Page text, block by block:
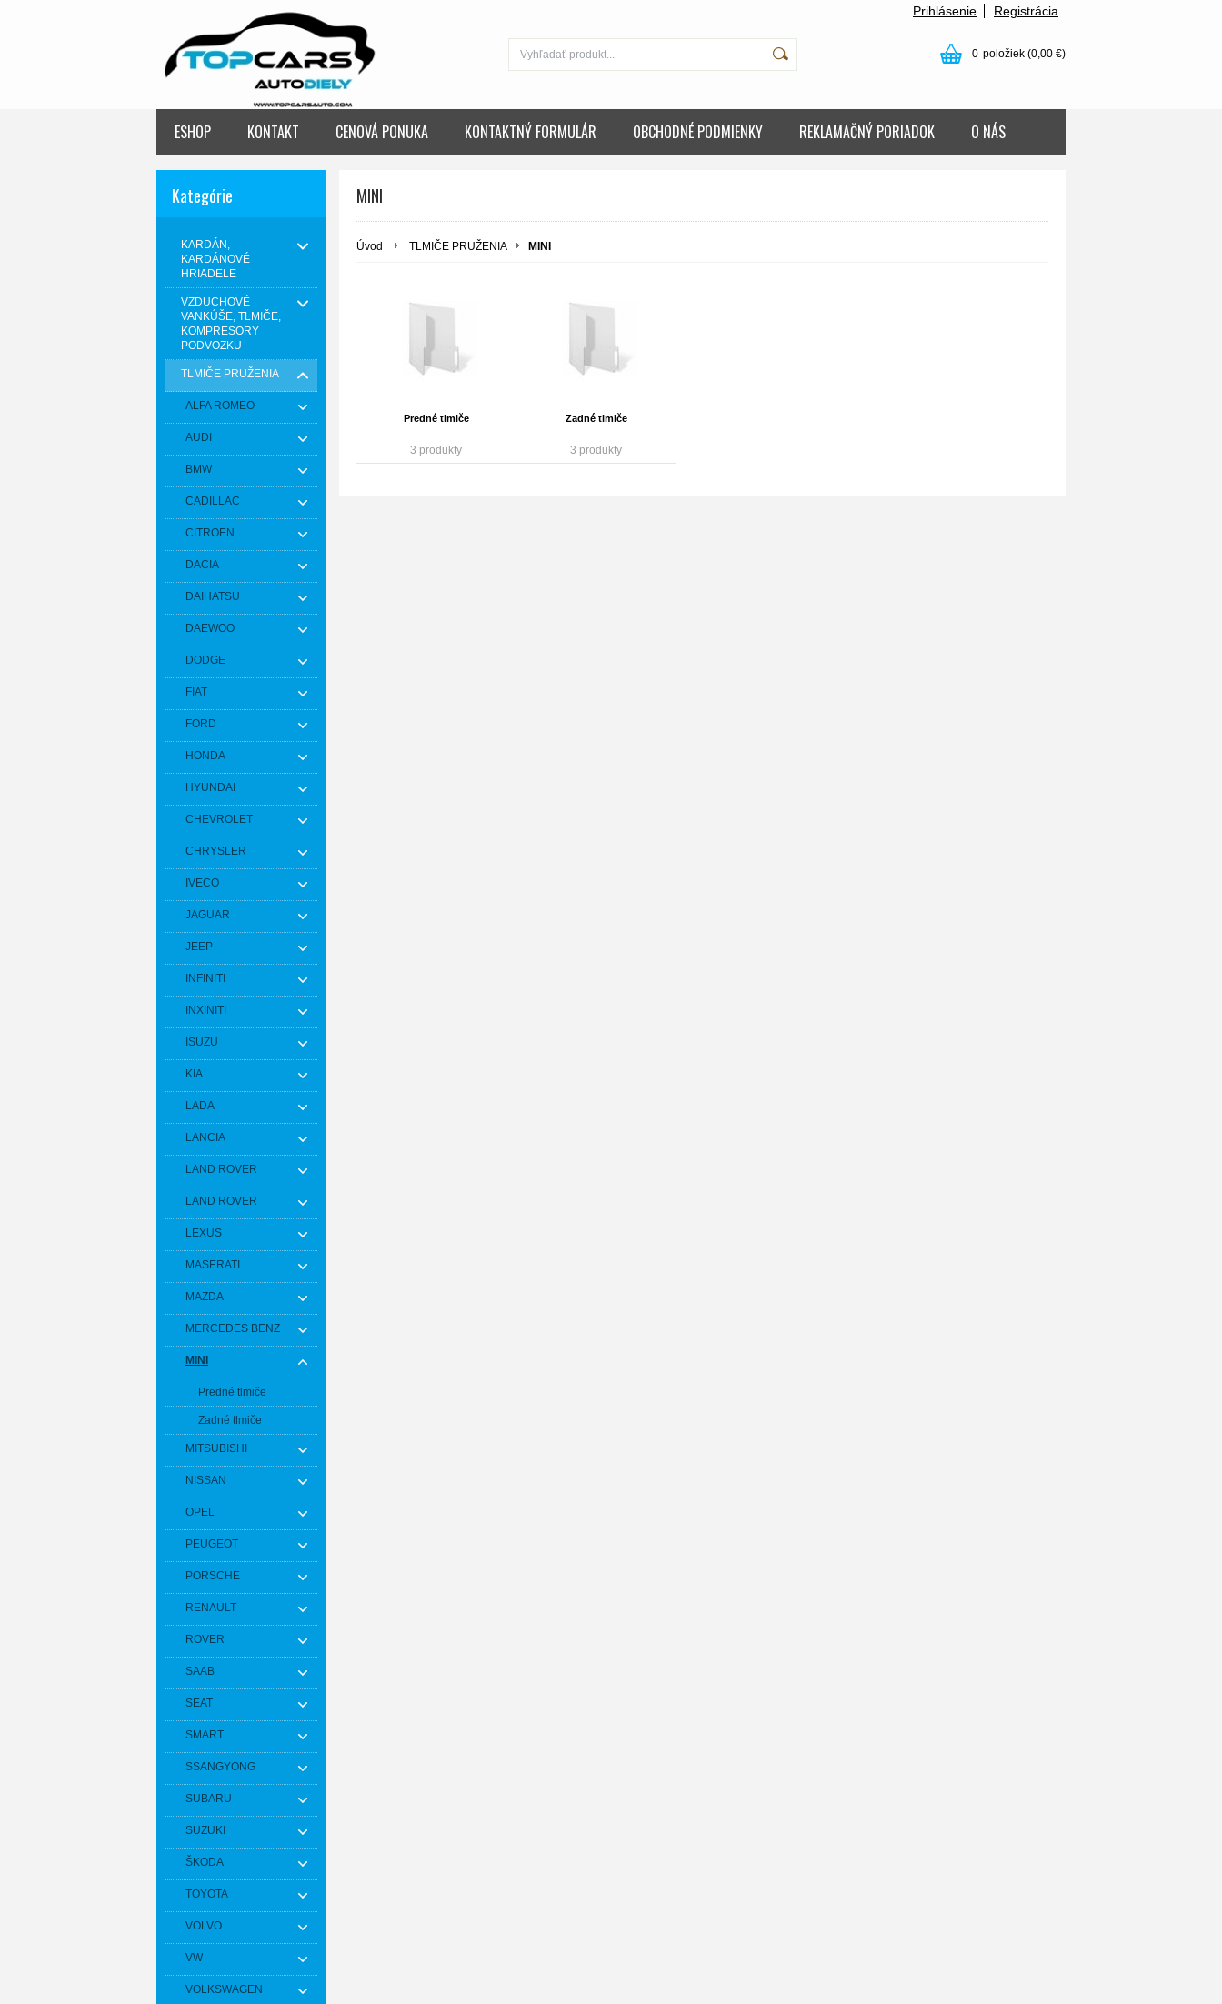
Prihlásenie Registrácia
0 položiek (0,00 €)
ESHOP KONTAKT CENOVÁ PONUKA KONTAKTNÝ FORMULÁR OBCHODNÉ PODMIENKY REKLAMAČNÝ PORIADOK O NÁS
Kategórie
KARDÁN,
KARDÁNOVÉ
HRIADELE
VZDUCHOVÉ
VANKÚŠE, TLMIČE,
KOMPRESORY
PODVOZKU
TLMIČE PRUŽENIA
ALFA ROMEO
AUDI
BMW
CADILLAC
CITROEN
DACIA
DAIHATSU
DAEWOO
DODGE
FIAT
FORD
HONDA
HYUNDAI
CHEVROLET
CHRYSLER
IVECO
JAGUAR
JEEP
INFINITI
INXINITI
ISUZU
KIA
LADA
LANCIA
LAND ROVER
LAND ROVER
LEXUS
MASERATI
MAZDA
MERCEDES BENZ
MINI
Predné tlmiče
Zadné tlmiče
MITSUBISHI
NISSAN
OPEL
PEUGEOT
PORSCHE
RENAULT
ROVER
SAAB
SEAT
SMART
SSANGYONG
SUBARU
SUZUKI
ŠKODA
TOYOTA
VOLVO
VW
VOLKSWAGEN
MINI
Úvod TLMIČE PRUŽENIA MINI
Predné tlmiče
3 produkty
Zadné tlmiče
3 produkty